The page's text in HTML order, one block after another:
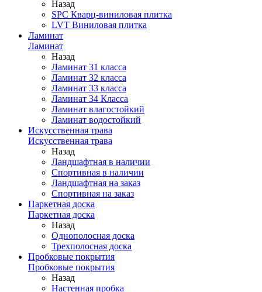
Назад
SPC Кварц-виниловая плитка
LVT Виниловая плитка
Ламинат
Ламинат
Назад
Ламинат 31 класса
Ламинат 32 класса
Ламинат 33 класса
Ламинат 34 Класса
Ламинат влагостойкий
Ламинат водостойкий
Искусственная трава
Искусственная трава
Назад
Ландшафтная в наличии
Спортивная в наличии
Ландшафтная на заказ
Спортивная на заказ
Паркетная доска
Паркетная доска
Назад
Однополосная доска
Трехполосная доска
Пробковые покрытия
Пробковые покрытия
Назад
Настенная пробка